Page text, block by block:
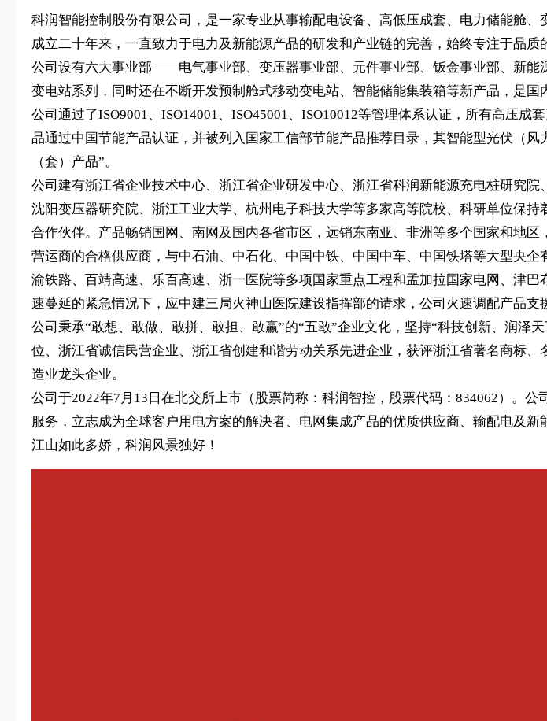
科润智能控制股份有限公司，是一家专业从事输配电设备、高低压成套、电力储能舱
成立二十年来，一直致力于电力及新能源产品的研发和产业链的完善，始终专注于品
公司设有六大事业部——电气事业部、变压器事业部、元件事业部、钣金事业部、新
变电站系列，同时还在不断开发预制舱式移动变电站、智能储能集装箱等新产品，是国
公司通过了ISO9001、ISO14001、ISO45001、ISO10012等管理体系认证，所有高压
品通过中国节能产品认证，并被列入国家工信部节能产品推荐目录，其智能型光伏（
（套）产品”。
公司建有浙江省企业技术中心、浙江省企业研发中心、浙江省科润新能源充电桩研究
沈阳变压器研究院、浙江工业大学、杭州电子科技大学等多家高等院校、科研单位保
合作伙伴。产品畅销国网、南网及国内各省市区，远销东南亚、非洲等多个国家和地
营运商的合格供应商，与中石油、中石化、中国中铁、中国中车、中国铁塔等大型央
渝铁路、百靖高速、乐百高速、浙一医院等多项国家重点工程和孟加拉国家电网、津
速蔓延的紧急情况下，应中建三局火神山医院建设指挥部的请求，公司火速调配产品
公司秉承“敢想、敢做、敢拼、敢担、敢赢”的“五敢”企业文化，坚持“科技创新、润
位、浙江省诚信民营企业、浙江省创建和谐劳动关系先进企业，获评浙江省著名商标
造业龙头企业。
公司于2022年7月13日在北交所上市（股票简称：科润智控，股票代码：834062）。
服务，立志成为全球客户用电方案的解决者、电网集成产品的优质供应商、输配电及新
江山如此多娇，科润风景独好！